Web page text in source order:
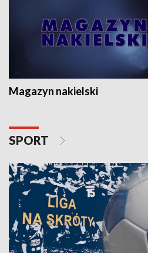
Magazyn nakielski
SPORT